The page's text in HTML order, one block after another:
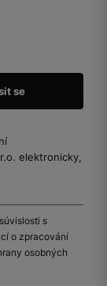
elektronicky,
s
o zpracování
osobných